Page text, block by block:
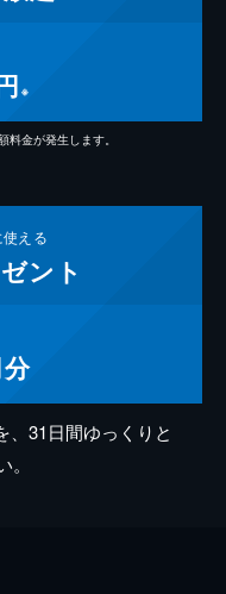
※
金が発生します。
える
ント
、31日間ゆっくりと